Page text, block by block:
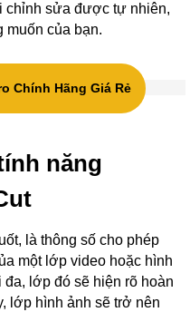
chỉnh sửa được tự nhiên,
muốn của bạn.
Chính Hãng Giá Rẻ
năng
là thông số cho phép
một lớp video hoặc hình
lớp đó sẽ hiện rõ hoàn
lớp hình ảnh sẽ trở nên